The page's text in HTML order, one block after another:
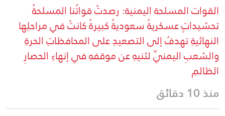
القوات المسلحة اليمنية: رصدتْ قواتُنا المسلحةُ
تحشيداتٍ عسكريةً سعوديةً كبيرةً كانتْ في مراحلِها
النهائيةِ تهدفُ إلى التصعيدِ على المحافظاتِ الحرةِ
والشعبِ اليمنيِّ لثنيهِ عن موقفهِ في إنهاءِ الحصارِ
الظالمِ
منذ 10 دقائق